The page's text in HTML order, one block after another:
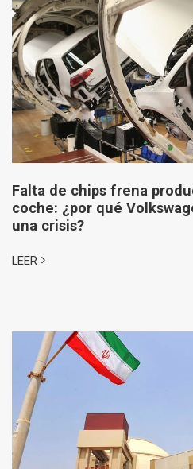
Falta de chips frena
coche: ¿por qué
una crisis?
LEER